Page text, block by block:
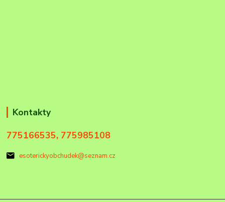
Kontakty
775166535, 775985108
esoterickyobchudek@seznam.cz